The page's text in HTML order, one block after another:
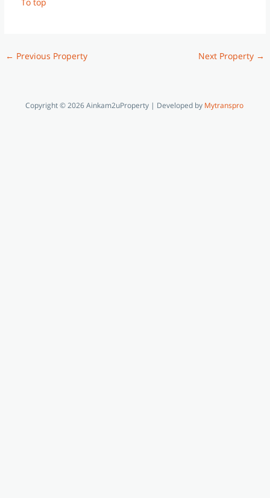
← Previous Property Next Property →
Copyright © 2026 Ainkam2uProperty | Developed by Mytranspro